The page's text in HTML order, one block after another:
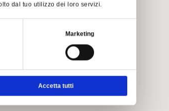
dal tuo utilizzo dei loro servizi.
Marketing
Accetta tutti